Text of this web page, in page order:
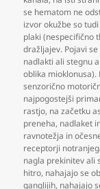
se hematom ne
izvor okužbe so
plaki (nespecifično
dražljajev. Pojavi
nadlakti ali stegnu
oblika mioklonusa).
senzorično
najpogostejši
rastjo, na začetku
preneha, nadlaket
ravnotežja in
receptorji
nagla prekinitev ali
hitro, nahajajo se
ganglijih, nahajajo